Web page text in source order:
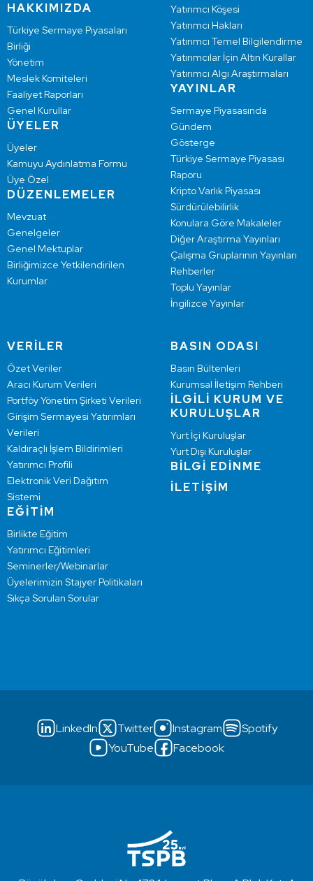
HAKKIMIZDA
Türkiye Sermaye Piyasaları
Birliği
Yönetim
Meslek Komiteleri
Faaliyet Raporları
Genel Kurullar
ÜYELER
Üyeler
Kamuyu Aydınlatma Formu
Üye Özel
DÜZENLEMELER
Mevzuat
Genelgeler
Genel Mektuplar
Birliğimizce Yetkilendirilen
Kurumlar
Yatırımcı Köşesi
Yatırımcı Hakları
Yatırımcı Temel Bilgilendirme
Yatırımcılar İçin Altın Kurallar
Yatırımcı Algı Araştırmaları
YAYINLAR
Sermaye Piyasasında
Gündem
Gösterge
Türkiye Sermaye Piyasası
Raporu
Kripto Varlık Piyasası
Sürdürülebilirlik
Konulara Göre Makaleler
Diğer Araştırma Yayınları
Çalışma Gruplarının Yayınları
Rehberler
Toplu Yayınlar
İngilizce Yayınlar
VERİLER
Özet Veriler
Aracı Kurum Verileri
Portföy Yönetim Şirketi Verileri
Girişim Sermayesi Yatırımları
Verileri
Kaldıraçlı İşlem Bildirimleri
Yatırımcı Profili
Elektronik Veri Dağıtım
Sistemi
EĞİTİM
Birlikte Eğitim
Yatırımcı Eğitimleri
Seminerler/Webinarlar
Üyelerimizin Stajyer Politikaları
Sıkça Sorulan Sorular
BASIN ODASI
Basın Bültenleri
Kurumsal İletişim Rehberi
İLGİLİ KURUM VE
KURULUŞLAR
Yurt İçi Kuruluşlar
Yurt Dışı Kuruluşlar
BİLGİ EDİNME
İLETİŞİM
LinkedIn Twitter Instagram
Spotify
YouTube
Facebook